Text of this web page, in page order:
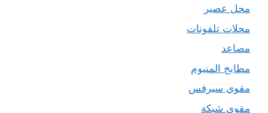
محل عصير
محلات تلفونات
مصاعد
مطابخ المنيوم
مقوي سيرفس
مقوي شبكة